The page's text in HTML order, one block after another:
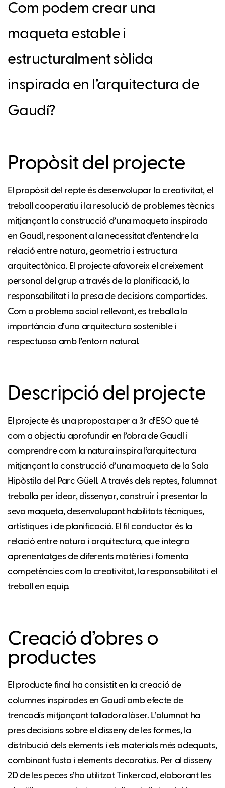
Com podem crear una
maqueta estable i
estructuralment sòlida
inspirada en l’arquitectura de
Gaudí?
Propòsit del projecte
El propòsit del repte és desenvolupar la creativitat, el
treball cooperatiu i la resolució de problemes tècnics
mitjançant la construcció d’una maqueta inspirada
en Gaudí, responent a la necessitat d’entendre la
relació entre natura, geometria i estructura
arquitectònica. El projecte afavoreix el creixement
personal del grup a través de la planificació, la
responsabilitat i la presa de decisions compartides.
Com a problema social rellevant, es treballa la
importància d’una arquitectura sostenible i
respectuosa amb l’entorn natural.
Descripció del projecte
El projecte és una proposta per a 3r d’ESO que té
com a objectiu aprofundir en l’obra de Gaudí i
comprendre com la natura inspira l’arquitectura
mitjançant la construcció d’una maqueta de la Sala
Hipòstila del Parc Güell. A través dels reptes, l’alumnat
treballa per idear, dissenyar, construir i presentar la
seva maqueta, desenvolupant habilitats tècniques,
artístiques i de planificació. El fil conductor és la
relació entre natura i arquitectura, que integra
aprenentatges de diferents matèries i fomenta
competències com la creativitat, la responsabilitat i el
treball en equip.
Creació d’obres o
productes
El producte final ha consistit en la creació de
columnes inspirades en Gaudí amb efecte de
trencadís mitjançant talladora làser. L’alumnat ha
pres decisions sobre el disseny de les formes, la
distribució dels elements i els materials més adequats,
combinant fusta i elements decoratius. Per al disseny
2D de les peces s’ha utilitzat Tinkercad, elaborant les